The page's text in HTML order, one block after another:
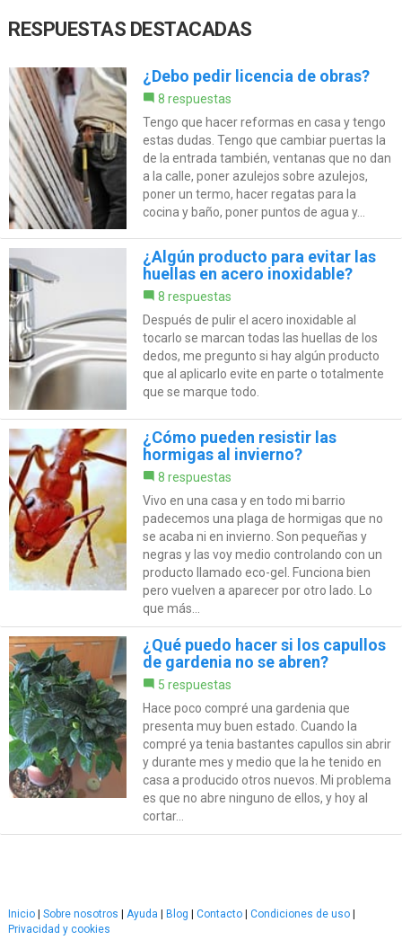
RESPUESTAS DESTACADAS
¿Debo pedir licencia de obras?
8 respuestas
Tengo que hacer reformas en casa y tengo
estas dudas. Tengo que cambiar puertas la
de la entrada también, ventanas que no dan
a la calle, poner azulejos sobre azulejos,
poner un termo, hacer regatas para la
cocina y baño, poner puntos de agua y...
¿Algún producto para evitar las
huellas en acero inoxidable?
8 respuestas
Después de pulir el acero inoxidable al
tocarlo se marcan todas las huellas de los
dedos, me pregunto si hay algún producto
que al aplicarlo evite en parte o totalmente
que se marque todo.
¿Cómo pueden resistir las
hormigas al invierno?
8 respuestas
Vivo en una casa y en todo mi barrio
padecemos una plaga de hormigas que no
se acaba ni en invierno. Son pequeñas y
negras y las voy medio controlando con un
producto llamado eco-gel. Funciona bien
pero vuelven a aparecer por otro lado. Lo
que más...
¿Qué puedo hacer si los capullos
de gardenia no se abren?
5 respuestas
Hace poco compré una gardenia que
presenta muy buen estado. Cuando la
compré ya tenia bastantes capullos sin abrir
y durante mes y medio que la he tenido en
casa a producido otros nuevos. Mi problema
es que no abre ninguno de ellos, y hoy al
cortar...
Inicio | Sobre nosotros | Ayuda | Blog | Contacto | Condiciones de uso |
Privacidad y cookies